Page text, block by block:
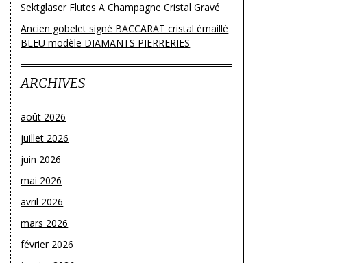
Sektgläser Flutes A Champagne Cristal Gravé
Ancien gobelet signé BACCARAT cristal émaillé
BLEU modèle DIAMANTS PIERRERIES
ARCHIVES
août 2026
juillet 2026
juin 2026
mai 2026
avril 2026
mars 2026
février 2026